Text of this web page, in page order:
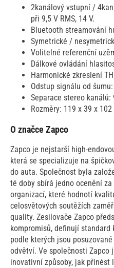
2kanálový vstupní /
při 9,5 V RMS, 14 V.
Bluetooth streamování
Symetrické /
Volitelné referenční
Dálkové ovládání
Harmonické zkreslení
Odstup signálu od
Separace stereo kanálů:
Rozměry: 119 x 39 x 102
O značce Zapco
Zapco je nejstarší high-
která se specializuje na
do auta. Společnost byla
té doby sbírá jedno ocenění
organizací, které hodnotí
celosvětových soutěžích
quality. Zesilovače Zapco
kompromisů, definují
podle kterých jsou
odvětví. Ve společnosti
inovativní způsoby, jak